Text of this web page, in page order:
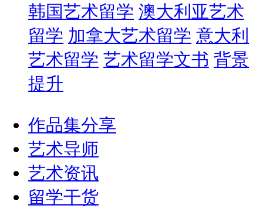
韩国艺术留学 澳大利亚艺术
留学 加拿大艺术留学 意大利
艺术留学 艺术留学文书 背景
提升
作品集分享
艺术导师
艺术资讯
留学干货